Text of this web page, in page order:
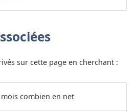
sur cette page en cherchant :
combien en net